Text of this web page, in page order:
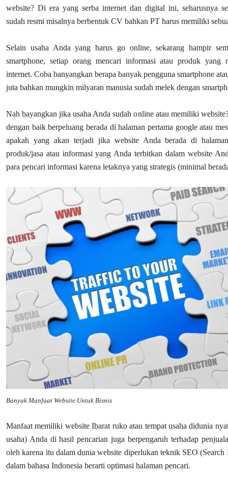
website? Di era yang serba internet dan digital ini, seharusnya
sudah resmi misalnya berbentuk CV bahkan PT harus memiliki
Selain usaha Anda yang harus go online, sekarang hampir
smartphone, setiap orang mencari informasi atau produk yang
internet. Coba banyangkan berapa banyak pengguna smartphone
juta bahkan mungkin milyaran manusia sudah melek dengan
Nah bayangkan jika usaha Anda sudah online atau memiliki
dengan baik berpeluang berada di halaman pertama google atau
apakah yang akan terjadi jika website Anda berada di
produk/jasa atau informasi yang Anda terbitkan dalam website
para pencari informasi karena letaknya yang strategis (minimal
Banyak Manfaat Website Untuk Bisnis
Manfaat memiliki website Ibarat ruko atau tempat usaha didunia
usaha) Anda di hasil pencarian juga berpengaruh terhadap
oleh karena itu dalam dunia website diperlukan teknik SEO
dalam bahasa Indonesia berarti optimasi halaman pencari.